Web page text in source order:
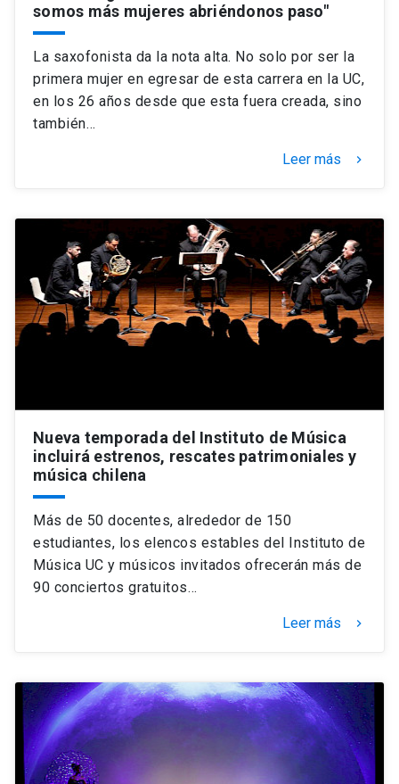
somos más mujeres abriéndonos paso"
La saxofonista da la nota alta. No solo por ser la
primera mujer en egresar de esta carrera en la UC,
en los 26 años desde que esta fuera creada, sino
también…
Leer más keyboard_arrow_right
Nueva temporada del Instituto de Música
incluirá estrenos, rescates patrimoniales y
música chilena
Más de 50 docentes, alrededor de 150
estudiantes, los elencos estables del Instituto de
Música UC y músicos invitados ofrecerán más de
90 conciertos gratuitos…
Leer más keyboard_arrow_right